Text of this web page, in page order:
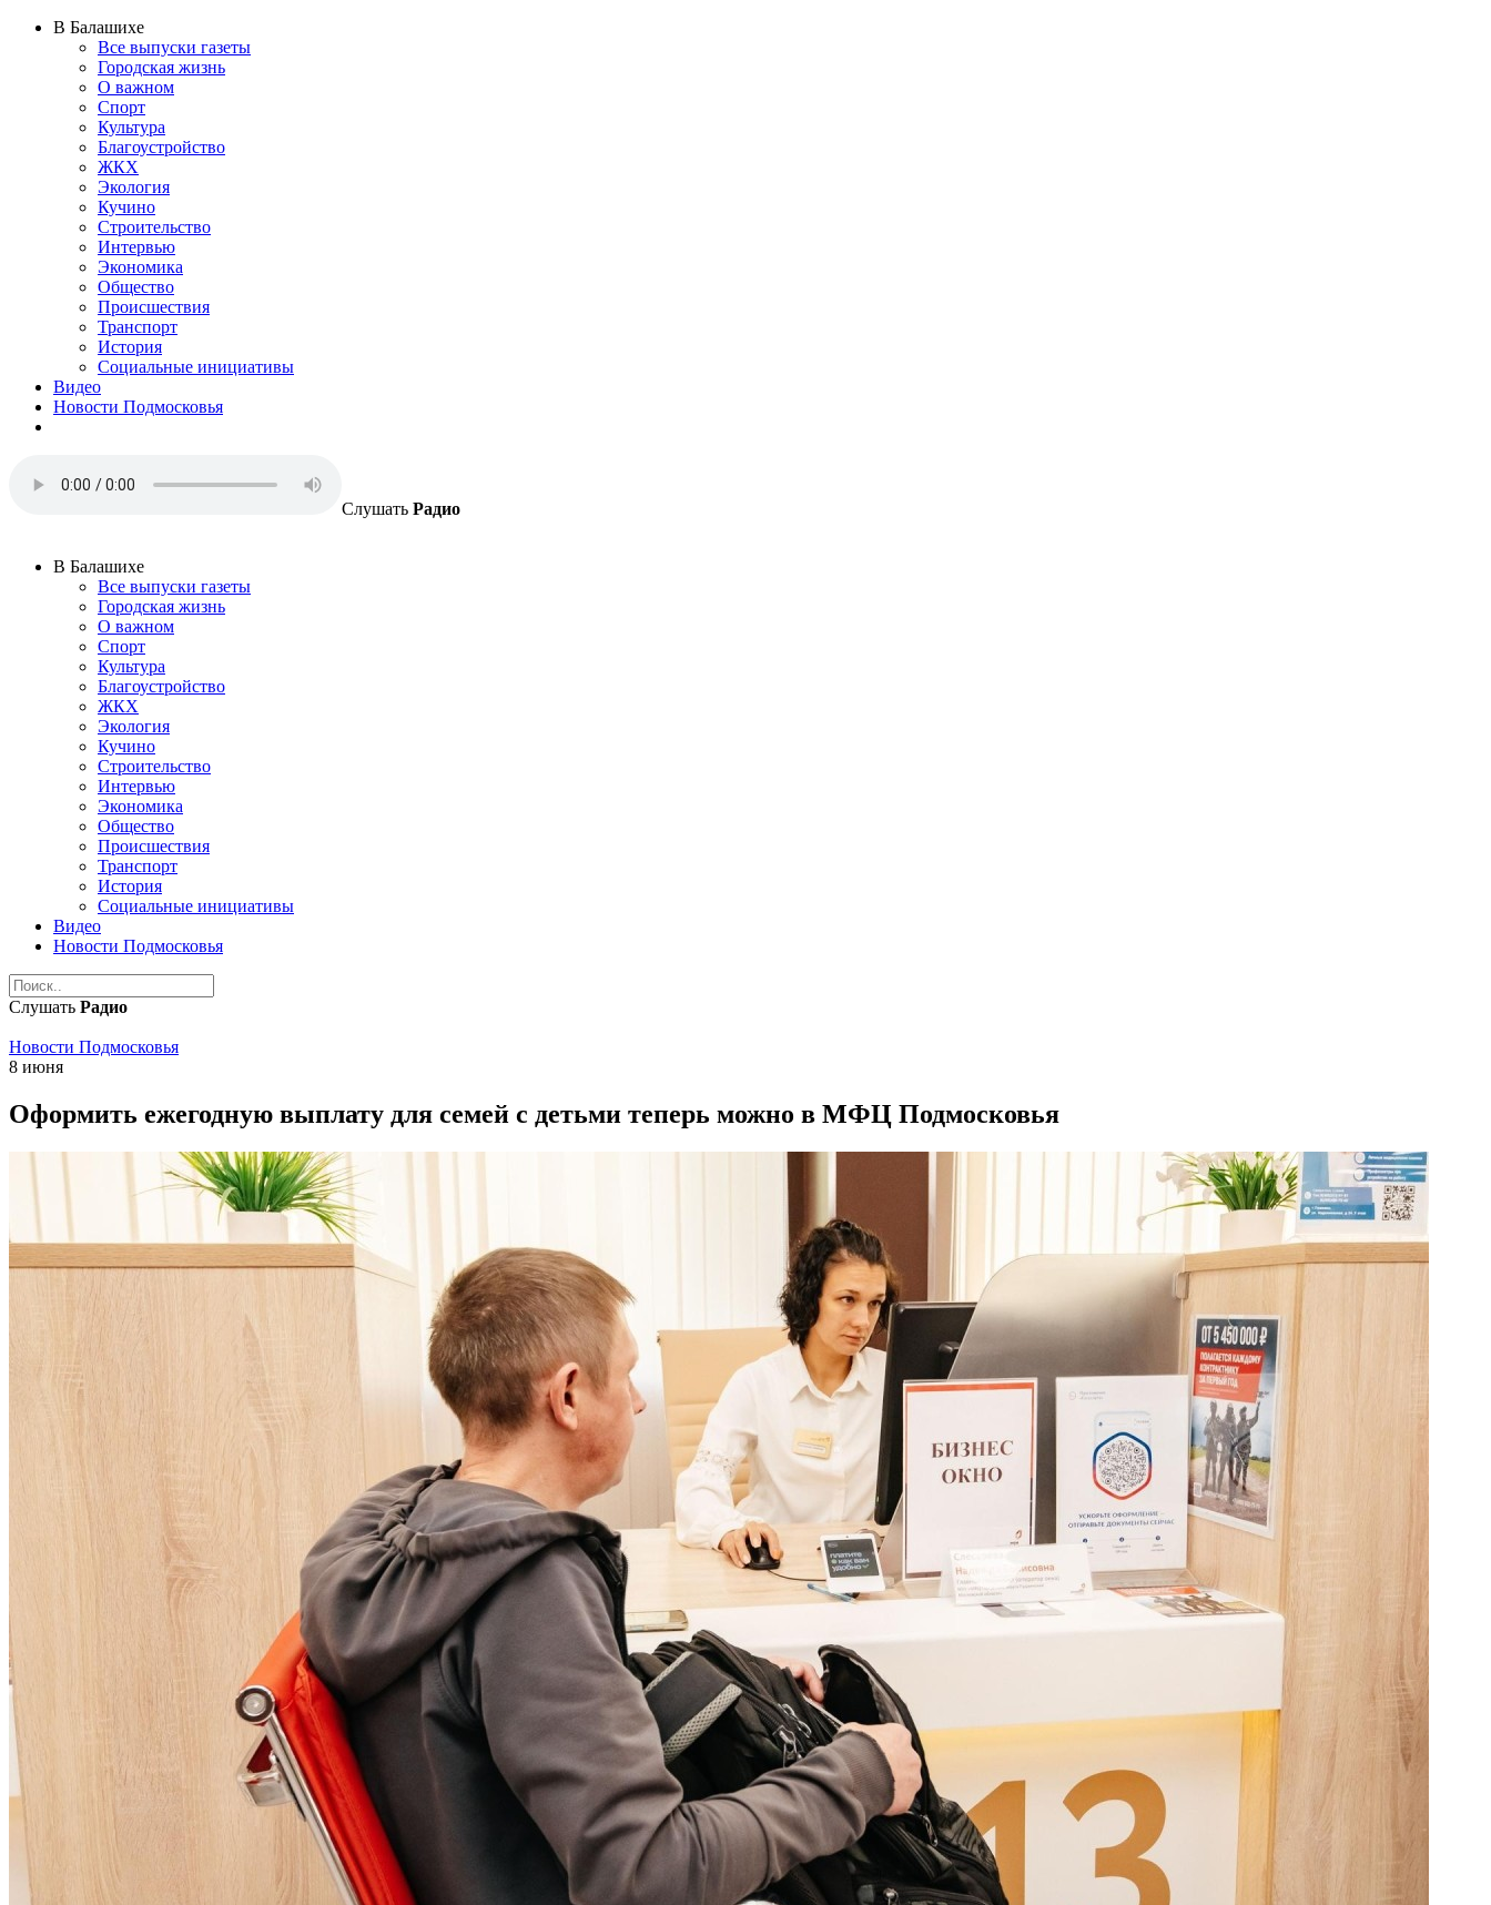
В Балашихе
Все выпуски газеты
Городская жизнь
О важном
Спорт
Культура
Благоустройство
ЖКХ
Экология
Кучино
Строительство
Интервью
Экономика
Общество
Происшествия
Транспорт
История
Социальные инициативы
Видео
Новости Подмосковья
Слушать Радио
В Балашихе
Все выпуски газеты
Городская жизнь
О важном
Спорт
Культура
Благоустройство
ЖКХ
Экология
Кучино
Строительство
Интервью
Экономика
Общество
Происшествия
Транспорт
История
Социальные инициативы
Видео
Новости Подмосковья
Слушать Радио
Новости Подмосковья
8 июня
Оформить ежегодную выплату для семей с детьми теперь можно в МФЦ Подмосковья